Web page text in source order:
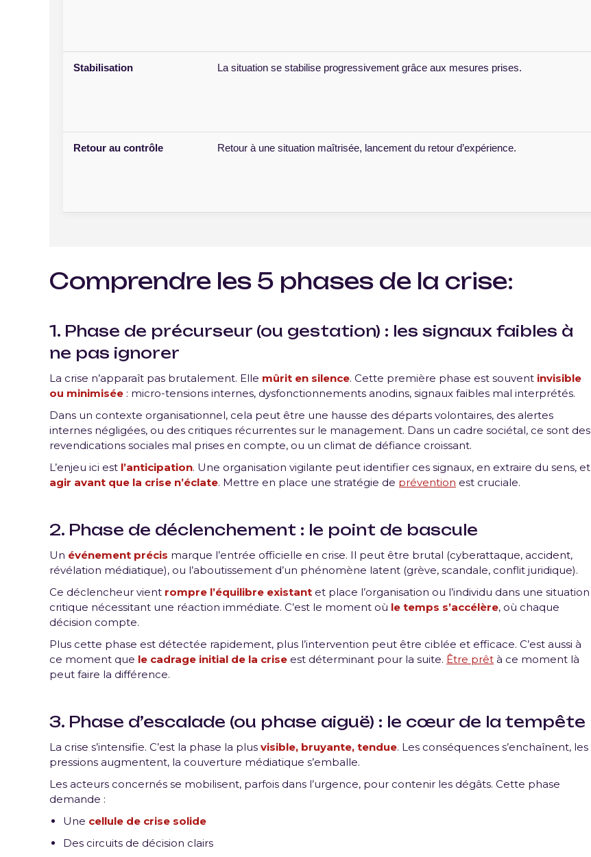
Stabilisation La situation se stabilise progressivement grâce aux mesures prises.
Retour au contrôle Retour à une situation maîtrisée, lancement du retour d’expérience.
Comprendre les 5 phases de la crise:
1. Phase de précurseur (ou gestation) : les signaux faibles à
ne pas ignorer
La crise n’apparaît pas brutalement. Elle mûrit en silence. Cette première phase est souvent invisible
ou minimisée : micro-tensions internes, dysfonctionnements anodins, signaux faibles mal interprétés.
Dans un contexte organisationnel, cela peut être une hausse des départs volontaires, des alertes
internes négligées, ou des critiques récurrentes sur le management. Dans un cadre sociétal, ce sont des
revendications sociales mal prises en compte, ou un climat de défiance croissant.
L’enjeu ici est l’anticipation. Une organisation vigilante peut identifier ces signaux, en extraire du sens, et
agir avant que la crise n’éclate. Mettre en place une stratégie de prévention est cruciale.
2. Phase de déclenchement : le point de bascule
Un événement précis marque l’entrée officielle en crise. Il peut être brutal (cyberattaque, accident,
révélation médiatique), ou l’aboutissement d’un phénomène latent (grève, scandale, conflit juridique).
Ce déclencheur vient rompre l’équilibre existant et place l’organisation ou l’individu dans une situation
critique nécessitant une réaction immédiate. C’est le moment où le temps s’accélère, où chaque
décision compte.
Plus cette phase est détectée rapidement, plus l’intervention peut être ciblée et efficace. C’est aussi à
ce moment que le cadrage initial de la crise est déterminant pour la suite. Être prêt à ce moment là
peut faire la différence.
3. Phase d’escalade (ou phase aiguë) : le cœur de la tempête
La crise s’intensifie. C’est la phase la plus visible, bruyante, tendue. Les conséquences s’enchaînent, les
pressions augmentent, la couverture médiatique s’emballe.
Les acteurs concernés se mobilisent, parfois dans l’urgence, pour contenir les dégâts. Cette phase
demande :
Une cellule de crise solide
Des circuits de décision clairs